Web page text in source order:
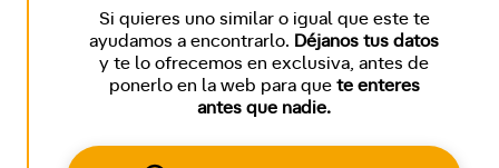
Si quieres uno similar o igual que este te
ayudamos a encontrarlo. Déjanos tus datos
y te lo ofrecemos en exclusiva, antes de
ponerlo en la web para que te enteres
antes que nadie.